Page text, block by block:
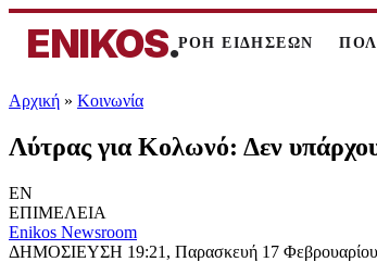
ENIKOS.ΡΟΗ ΕΙΔΗΣΕΩΝ
Αρχική » Κοινωνία
Λύτρας για Κολωνό: Δεν
EN
ΕΠΙΜΕΛΕΙΑ
Enikos Newsroom
ΔΗΜΟΣΙΕΥΣΗ 19:21, Παρασκευή 17